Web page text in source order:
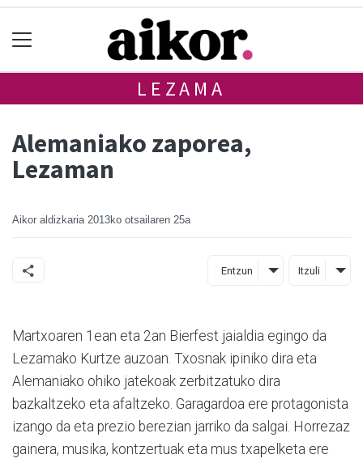
LEZAMA
Alemaniako zaporea,
Lezaman
Aikor aldizkaria 2013ko otsailaren 25a
Entzun Itzuli
Martxoaren 1ean eta 2an Bierfest jaialdia egingo da
Lezamako Kurtze auzoan. Txosnak ipiniko dira eta
Alemaniako ohiko jatekoak zerbitzatuko dira
bazkaltzeko eta afaltzeko. Garagardoa ere protagonista
izango da eta prezio berezian jarriko da salgai. Horrezaz
gainera, musika, kontzertuak eta mus txapelketa ere